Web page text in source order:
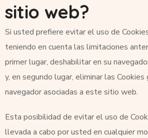
sitio web?
Si usted prefiere evitar el uso de
teniendo en cuenta las limitaciones
primer lugar, deshabilitar en su
y, en segundo lugar, eliminar las Cookies
navegador asociadas a este sitio web.
Esta posibilidad de evitar el uso de
llevada a cabo por usted en cualquier